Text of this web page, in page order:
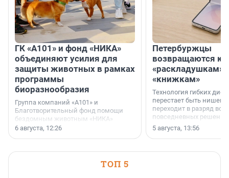
ГК «А101» и фонд «НИКА»
объединяют усилия для
защиты животных в рамках
программы
биоразнообразия
Группа компаний «А101» и
Благотворительный фонд помощи
бездомным животным «НИКА»
заключили соглашение о
6 августа, 12:26
Петербуржцы
возвращаются к
«раскладушкам»
«книжкам»
Технология гибких
перестает быть
переходит в разряд
повседневных
5 августа, 13:56
ТОП 5